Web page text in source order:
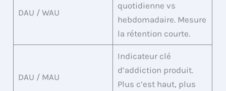
DAU / WAU
quotidienne vs
hebdomadaire. Mesure
la rétention courte.
DAU / MAU
Indicateur clé
d’addiction produit.
Plus c’est haut, plus